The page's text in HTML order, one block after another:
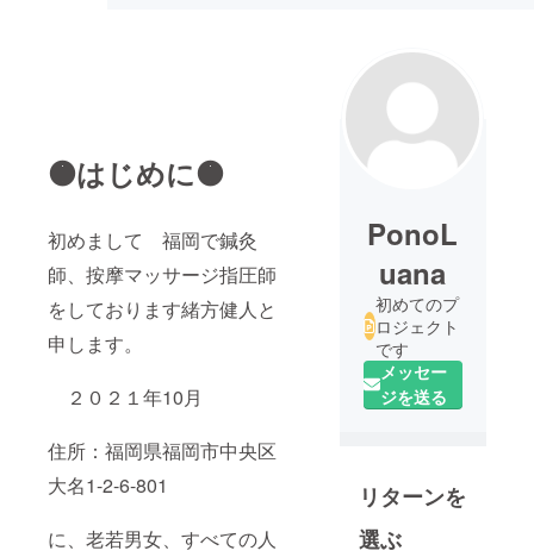
🟠はじめに🟠
初めまして 福岡で鍼灸
師、按摩マッサージ指圧師
をしております緒方健人と
申します。
２０２１年10月
住所：福岡県福岡市中央区
大名1-2-6-801
に、老若男女、すべての人
PonoL
uana
初めてのプ
ロジェクト
です
メッセー
ジを送る
リターンを
選ぶ